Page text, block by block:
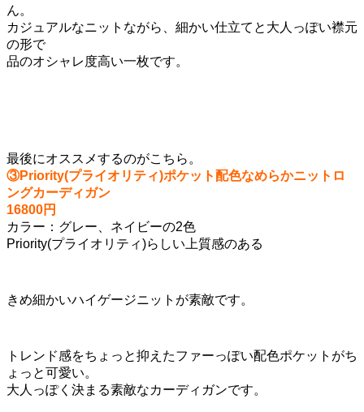
ん。
カジュアルなニットながら、細かい仕立てと大人っぽい襟元
の形で
品のオシャレ度高い一枚です。
最後にオススメするのがこちら。
③Priority(プライオリティ)ポケット配色なめらかニットロ
ングカーディガン
16800円
カラー：グレー、ネイビーの2色
Priority(プライオリティ)らしい上質感のある
きめ細かいハイゲージニットが素敵です。
トレンド感をちょっと抑えたファーっぽい配色ポケットがち
ょっと可愛い。
大人っぽく決まる素敵なカーディガンです。